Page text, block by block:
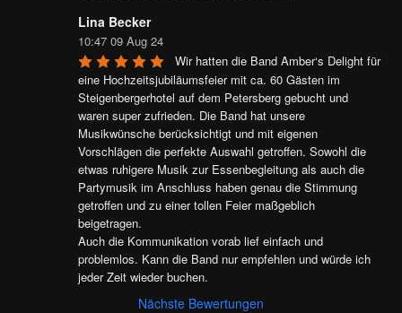
Lina Becker
10:47 09 Aug 24
Wir hatten die Band Amber‘s Delight für
eine Hochzeitsjubiläumsfeier mit ca. 60 Gästen im
Steigenbergerhotel auf dem Petersberg gebucht und
waren super zufrieden. Die Band hat unsere
Musikwünsche berücksichtigt und mit eigenen
Vorschlägen die perfekte Auswahl getroffen. Sowohl die
etwas ruhigere Musik zur Essenbegleitung als auch die
Partymusik im Anschluss haben genau die Stimmung
getroffen und zu einer tollen Feier maßgeblich
beigetragen.
Auch die Kommunikation vorab lief einfach und
problemlos. Kann die Band nur empfehlen und würde ich
jeder Zeit wieder buchen.
Nächste Bewertungen